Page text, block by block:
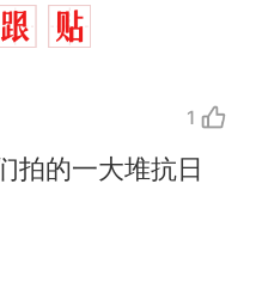
1
拍的一大堆抗日